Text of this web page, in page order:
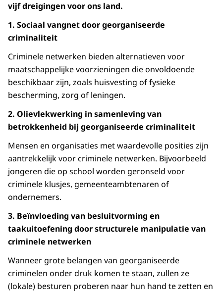
vijf dreigingen voor ons land.
1. Sociaal vangnet door georganiseerde
criminaliteit
Criminele netwerken bieden alternatieven voor
maatschappelijke voorzieningen die onvoldoende
beschikbaar zijn, zoals huisvesting of fysieke
bescherming, zorg of leningen.
2. Olievlekwerking in samenleving van
betrokkenheid bij georganiseerde criminaliteit
Mensen en organisaties met waardevolle posities zijn
aantrekkelijk voor criminele netwerken. Bijvoorbeeld
jongeren die op school worden geronseld voor
criminele klusjes, gemeenteambtenaren of
ondernemers.
3. Beïnvloeding van besluitvorming en
taakuitoefening door structurele manipulatie van
criminele netwerken
Wanneer grote belangen van georganiseerde
criminelen onder druk komen te staan, zullen ze
(lokale) besturen proberen naar hun hand te zetten en